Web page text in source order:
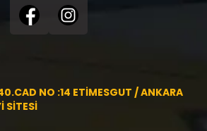
NO :14 ETİMESGUT / ANKARA
SİTESİ